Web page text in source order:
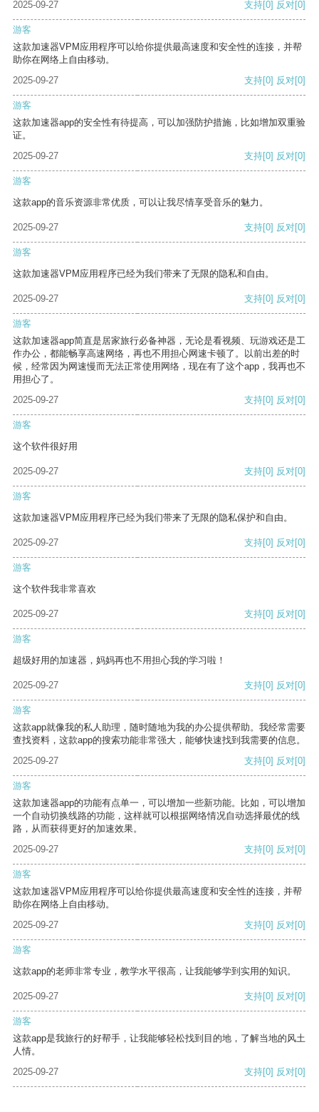
2025-09-27 支持[0] 反对[0]
游客
这款加速器VPM应用程序可以给你提供最高速度和安全性的连接，并帮
助你在网络上自由移动。
2025-09-27
支持[0] 反对[0]
游客
这款加速器app的安全性有待提高，可以加强防护措施，比如增加双重验
证。
2025-09-27
支持[0] 反对[0]
游客
这款app的音乐资源非常优质，可以让我尽情享受音乐的魅力。
2025-09-27 支持[0] 反对[0]
游客
这款加速器VPM应用程序已经为我们带来了无限的隐私和自由。
2025-09-27 支持[0] 反对[0]
游客
这款加速器app简直是居家旅行必备神器，无论是看视频、玩游戏还是工
作办公，都能畅享高速网络，再也不用担心网速卡顿了。以前出差的时
候，经常因为网速慢而无法正常使用网络，现在有了这个app，我再也不
用担心了。
2025-09-27
支持[0] 反对[0]
游客
这个软件很好用
2025-09-27 支持[0] 反对[0]
游客
这款加速器VPM应用程序已经为我们带来了无限的隐私保护和自由。
2025-09-27 支持[0] 反对[0]
游客
这个软件我非常喜欢
2025-09-27 支持[0] 反对[0]
游客
超级好用的加速器，妈妈再也不用担心我的学习啦！
2025-09-27 支持[0] 反对[0]
游客
这款app就像我的私人助理，随时随地为我的办公提供帮助。我经常需要
查找资料，这款app的搜索功能非常强大，能够快速找到我需要的信息。
2025-09-27
支持[0] 反对[0]
游客
这款加速器app的功能有点单一，可以增加一些新功能。比如，可以增加
一个自动切换线路的功能，这样就可以根据网络情况自动选择最优的线
路，从而获得更好的加速效果。
2025-09-27
支持[0] 反对[0]
游客
这款加速器VPM应用程序可以给你提供最高速度和安全性的连接，并帮
助你在网络上自由移动。
2025-09-27
支持[0] 反对[0]
游客
这款app的老师非常专业，教学水平很高，让我能够学到实用的知识。
2025-09-27 支持[0] 反对[0]
游客
这款app是我旅行的好帮手，让我能够轻松找到目的地，了解当地的风土
人情。
2025-09-27
支持[0] 反对[0]